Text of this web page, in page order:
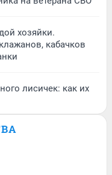
хозяйки.
кабачков
лисичек: как их